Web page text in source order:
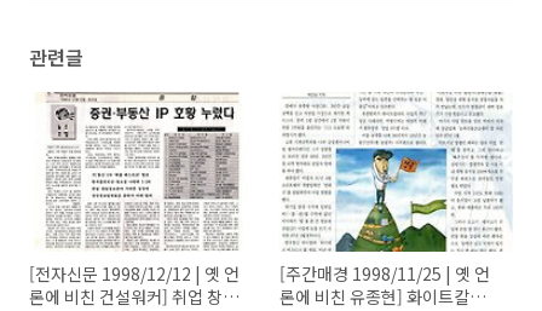
관련글
[전자신문 1998/12/12 | 옛 언
론에 비친 건설워커] 취업 창업
[주간매경 1998/11/25 | 옛 언
론에 비친 유종현] 화이트칼라